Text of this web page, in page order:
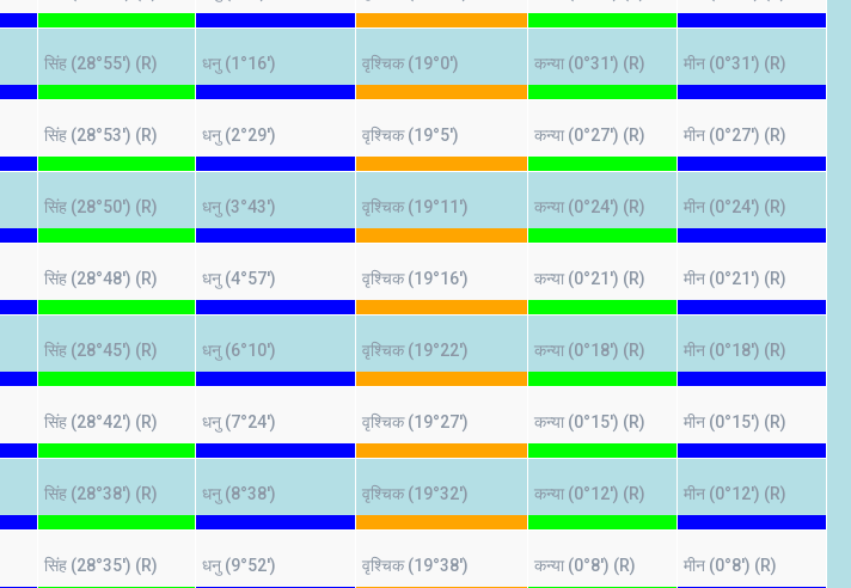
सिंह (28°55') (R) धनु (1°16') वृश्चिक (19°0') कन्या (0°31') (R) मीन (0°31') (R)
सिंह (28°53') (R) धनु (2°29') वृश्चिक (19°5') कन्या (0°27') (R) मीन (0°27') (R)
सिंह (28°50') (R) धनु (3°43') वृश्चिक (19°11') कन्या (0°24') (R) मीन (0°24') (R)
सिंह (28°48') (R) धनु (4°57') वृश्चिक (19°16') कन्या (0°21') (R) मीन (0°21') (R)
सिंह (28°45') (R) धनु (6°10') वृश्चिक (19°22') कन्या (0°18') (R) मीन (0°18') (R)
सिंह (28°42') (R) धनु (7°24') वृश्चिक (19°27') कन्या (0°15') (R) मीन (0°15') (R)
सिंह (28°38') (R) धनु (8°38') वृश्चिक (19°32') कन्या (0°12') (R) मीन (0°12') (R)
सिंह (28°35') (R) धनु (9°52') वृश्चिक (19°38') कन्या (0°8') (R) मीन (0°8') (R)